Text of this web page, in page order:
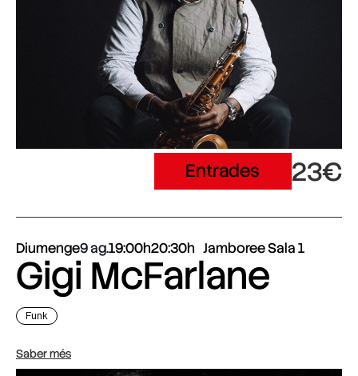
Entrades 23€
Diumenge9 ag.19:00h20:30h Jamboree Sala 1
Gigi McFarlane
Funk
Saber més